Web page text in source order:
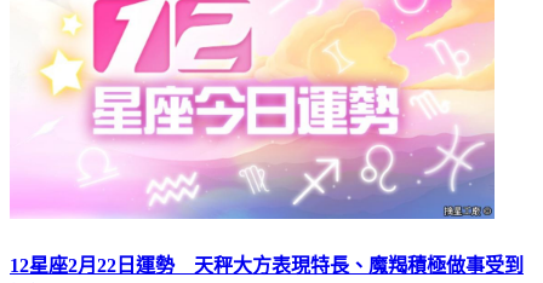
12星座2月22日運勢 天秤大方表現特長、魔羯積極做事受到